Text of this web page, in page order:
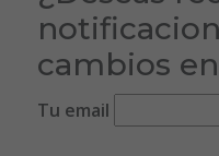
cambios
Tu email